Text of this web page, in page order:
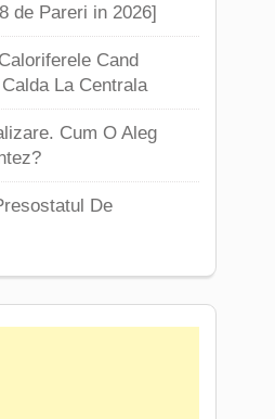
de Pareri in 2026]
Cand
La Centrala
Cum O Aleg
De